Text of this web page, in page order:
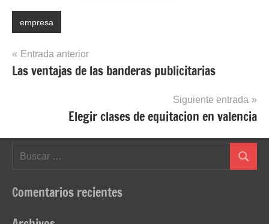
empresa
Navegación
de
Entrada anterior
Las ventajas de las banderas publicitarias
Siguiente entrada
Elegir clases de equitacion en valencia
Buscar
Comentarios recientes